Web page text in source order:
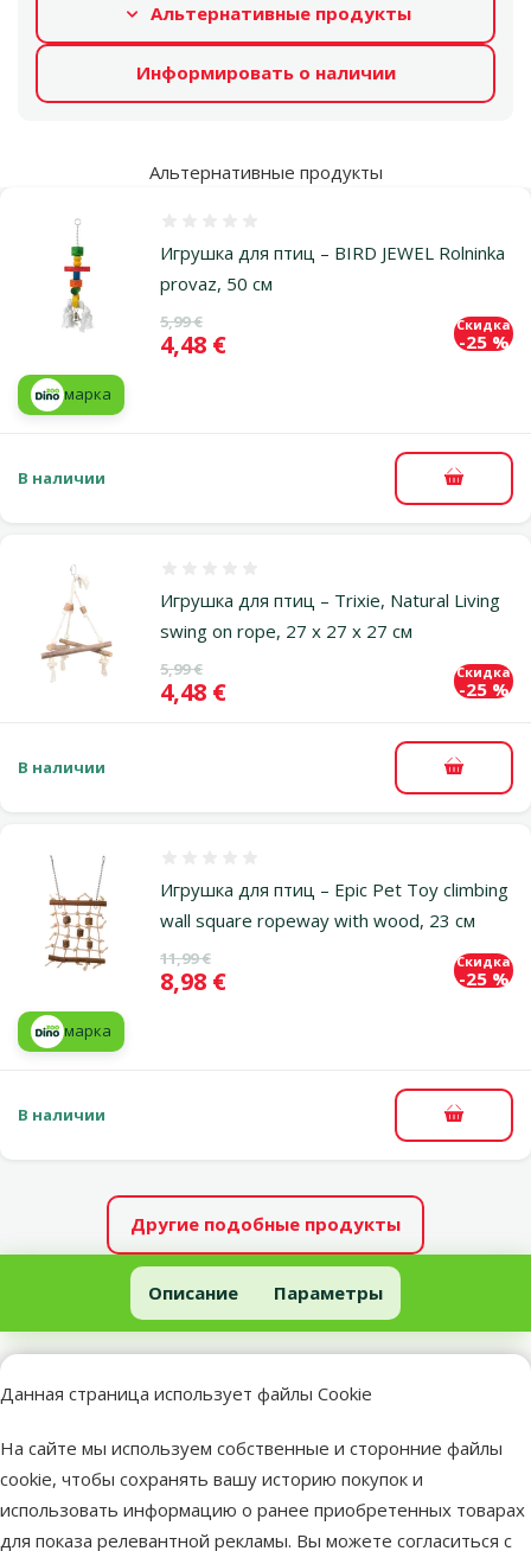
Данная страница использует файлы Cookie
На сайте мы используем собственные и сторонние файлы
cookie, чтобы сохранять вашу историю покупок и
использовать информацию о ранее приобретенных товарах
для показа релевантной рекламы. Вы можете согласиться с
Альтернативные продукты
Информировать о наличии
Альтернативные продукты
Игрушка для птиц – BIRD JEWEL Rolninka
provaz, 50 см
Исходная цена
5,99 €
Цена
4,48 €
Скидка
-25 %
марка
В наличии В
Игрушка для птиц – Trixie, Natural Living
swing on rope, 27 x 27 x 27 см
Исходная цена
5,99 €
Цена
4,48 €
Скидка
-25 %
В наличии В
Игрушка для птиц – Epic Pet Toy climbing
wall square ropeway with wood, 23 см
Исходная цена
11,99 €
Цена
8,98 €
Скидка
-25 %
марка
В наличии В
Другие подобные продукты
Игрушка для птиц – TRIXIE Rope ring, 24 см
Описание Параметры
В начало страницы
superzoo.product.detail.content
Кольцо из веревки для птиц.
Подходит для корелл, попугаев Крамера и других попугаев
среднего размера;
Изготовлено из натуральных хлопковых волокон;
Металлический карабин для удобного подвешивания в